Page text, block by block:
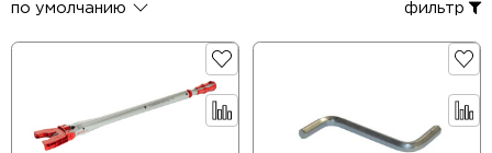
по умолчанию фильтр